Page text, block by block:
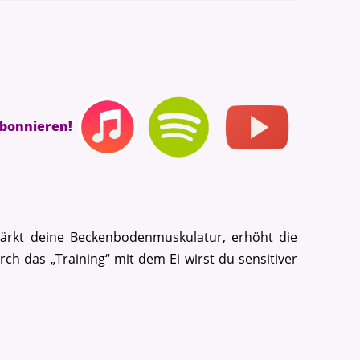
deine Beckenbodenmuskulatur, erhöht die
das „Training“ mit dem Ei wirst du sensitiver